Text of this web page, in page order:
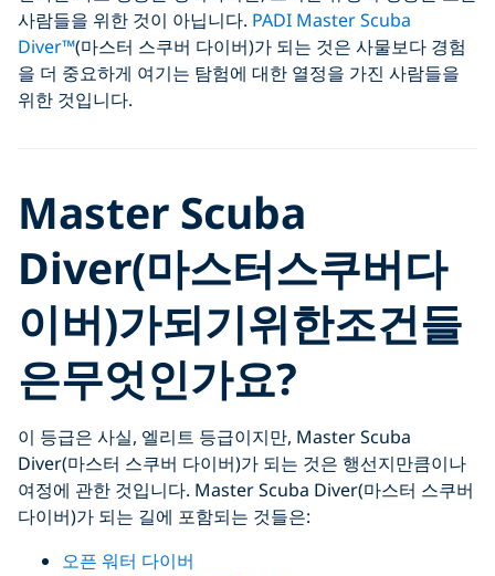
사람들을 위한 것이 아닙니다. PADI Master Scuba
Diver™(마스터 스쿠버 다이버)가 되는 것은 사물보다 경험
을 더 중요하게 여기는 탐험에 대한 열정을 가진 사람들을
위한 것입니다.
Master Scuba
Diver(마스터스쿠버다
이버)가되기위한조건들
은무엇인가요?
이 등급은 사실, 엘리트 등급이지만, Master Scuba
Diver(마스터 스쿠버 다이버)가 되는 것은 행선지만큼이나
여정에 관한 것입니다. Master Scuba Diver(마스터 스쿠버
다이버)가 되는 길에 포함되는 것들은:
오픈 워터 다이버